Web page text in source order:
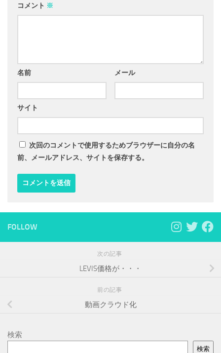
コメント ※
名前 メール
サイト
次回のコメントで使用するためブラウザーに自分の名
前、メールアドレス、サイトを保存する。
FOLLOW
次の記事
LEVIS価格が・・・
前の記事
動画クラウド化
検索
検索